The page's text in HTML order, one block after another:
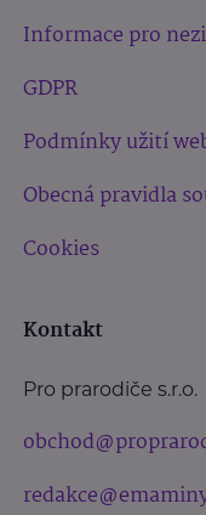
Informace pro
GDPR
Podmínky užití
Obecná pravidla
Cookies
Kontakt
Pro prarodiče s.r.o.